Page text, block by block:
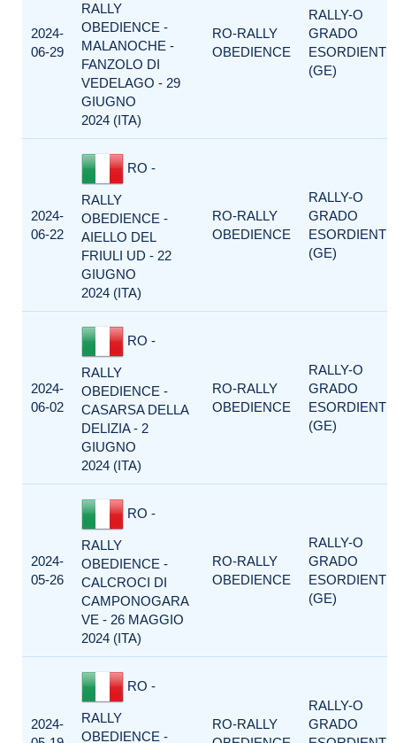
2024-
06-29
RALLY
OBEDIENCE -
MALANOCHE -
FANZOLO DI
VEDELAGO - 29
GIUGNO
2024 (ITA)
RO-RALLY
OBEDIENCE
RALLY-O
GRADO
ESORDIENTI
(GE)
2024-
06-22
RO -
RALLY
OBEDIENCE -
AIELLO DEL
FRIULI UD - 22
GIUGNO
2024 (ITA)
RO-RALLY
OBEDIENCE
RALLY-O
GRADO
ESORDIENTI
(GE)
2024-
06-02
RO -
RALLY
OBEDIENCE -
CASARSA DELLA
DELIZIA - 2
GIUGNO
2024 (ITA)
RO-RALLY
OBEDIENCE
RALLY-O
GRADO
ESORDIENTI
(GE)
2024-
05-26
RO -
RALLY
OBEDIENCE -
CALCROCI DI
CAMPONOGARA
VE - 26 MAGGIO
2024 (ITA)
RO-RALLY
OBEDIENCE
RALLY-O
GRADO
ESORDIENTI
(GE)
2024-
RO -
RALLY
OBEDIENCE -
RO-RALLY
RALLY-O
GRADO